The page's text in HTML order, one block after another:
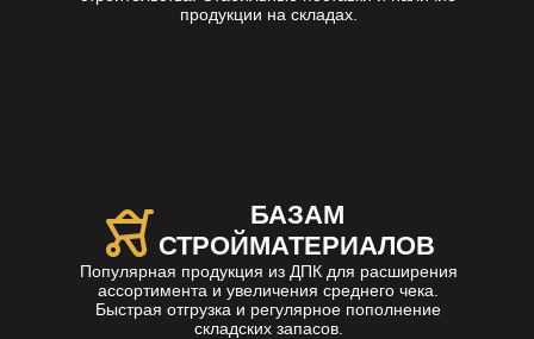
продукции на складах.
БАЗАМ
СТРОЙМАТЕРИАЛОВ
Популярная продукция из ДПК для расширения
ассортимента и увеличения среднего чека.
Быстрая отгрузка и регулярное пополнение
складских запасов.